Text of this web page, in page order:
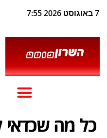
7 באוגוסט 2026 7:55
כל מה